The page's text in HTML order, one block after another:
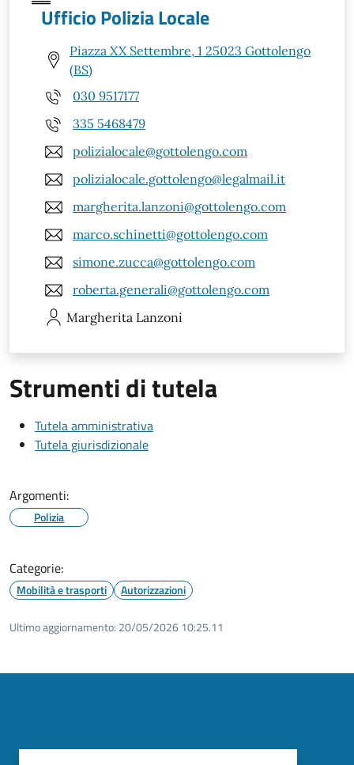
Ufficio Polizia Locale
Piazza XX Settembre, 1 25023 Gottolengo
(BS)
030 9517177
335 5468479
polizialocale@gottolengo.com
polizialocale.gottolengo@legalmail.it
margherita.lanzoni@gottolengo.com
marco.schinetti@gottolengo.com
simone.zucca@gottolengo.com
roberta.generali@gottolengo.com
Margherita Lanzoni
Strumenti di tutela
Tutela amministrativa
Tutela giurisdizionale
Argomenti:
Polizia
Categorie:
Mobilità e trasporti Autorizzazioni
Ultimo aggiornamento: 20/05/2026 10:25.11